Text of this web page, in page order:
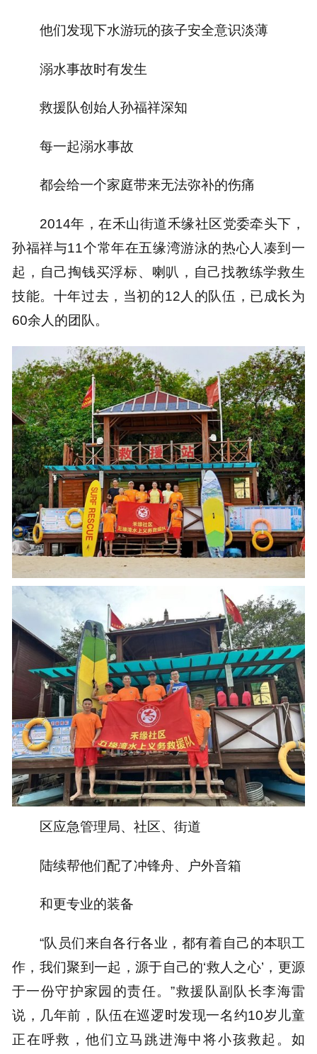
他们发现下水游玩的孩子安全意识淡薄
溺水事故时有发生
救援队创始人孙福祥深知
每一起溺水事故
都会给一个家庭带来无法弥补的伤痛
2014年，在禾山街道禾缘社区党委牵头下，
孙福祥与11个常年在五缘湾游泳的热心人凑到一
起，自己掏钱买浮标、喇叭，自己找教练学救生
技能。十年过去，当初的12人的队伍，已成长为
60余人的团队。
区应急管理局、社区、街道
陆续帮他们配了冲锋舟、户外音箱
和更专业的装备
“队员们来自各行各业，都有着自己的本职工
作，我们聚到一起，源于自己的‘救人之心’，更源
于一份守护家园的责任。”救援队副队长李海雷
说，几年前，队伍在巡逻时发现一名约10岁儿童
正在呼救，他们立马跳进海中将小孩救起。如